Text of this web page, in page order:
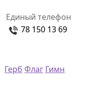
Единый телефон
78 150 13 69
Герб Флаг Гимн